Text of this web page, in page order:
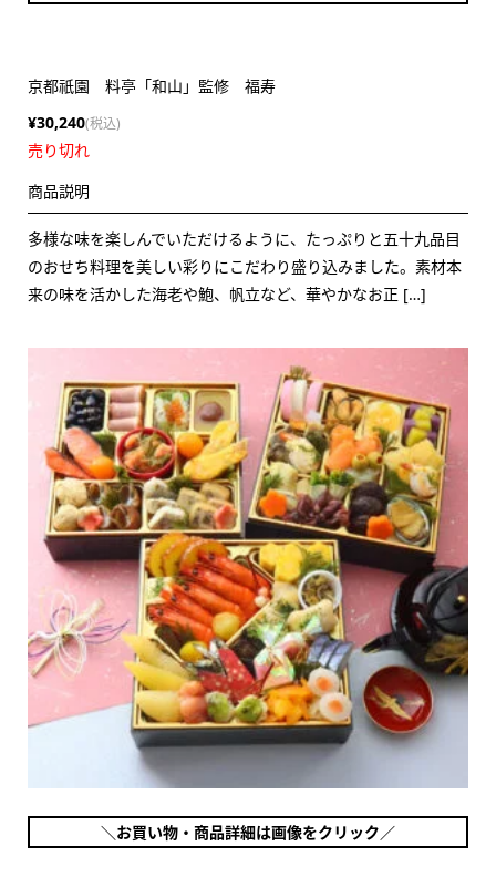
京都祇園 料亭「和山」監修 福寿
¥30,240(税込)
売り切れ
商品説明
多様な味を楽しんでいただけるように、たっぷりと五十九品目
のおせち料理を美しい彩りにこだわり盛り込みました。素材本
来の味を活かした海老や鮑、帆立など、華やかなお正 […]
＼お買い物・商品詳細は画像をクリック／